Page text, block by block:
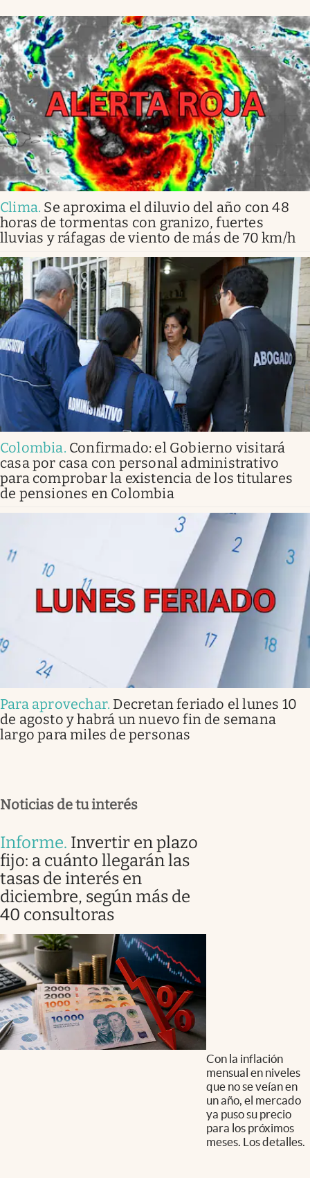
Clima. Se aproxima el diluvio del año con 48
horas de tormentas con granizo, fuertes
lluvias y ráfagas de viento de más de 70 km/h
Colombia. Confirmado: el Gobierno visitará
casa por casa con personal administrativo
para comprobar la existencia de los titulares
de pensiones en Colombia
Para aprovechar. Decretan feriado el lunes 10
de agosto y habrá un nuevo fin de semana
largo para miles de personas
Noticias de tu interés
Informe. Invertir en plazo
fijo: a cuánto llegarán las
tasas de interés en
diciembre, según más de
40 consultoras
Con la inflación
mensual en niveles
que no se veían en
un año, el mercado
ya puso su precio
para los próximos
meses. Los detalles.